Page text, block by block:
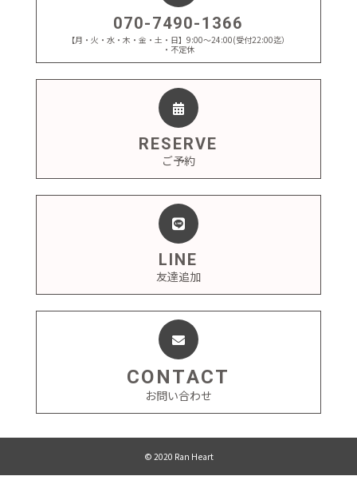
070-7490-1366
【月・火・水・木・金・土・日】9:00～24:00(受付22:00迄）
・不定休
RESERVE
ご予約
LINE
友達追加
CONTACT
お問い合わせ
© 2020 Ran Heart